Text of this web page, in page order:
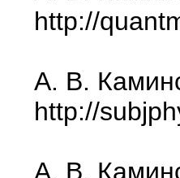
http://
А. В.
http://
А. В.